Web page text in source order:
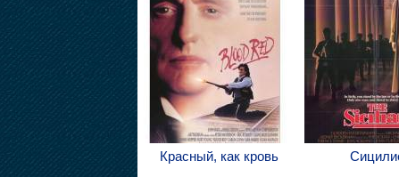
Красный, как кровь